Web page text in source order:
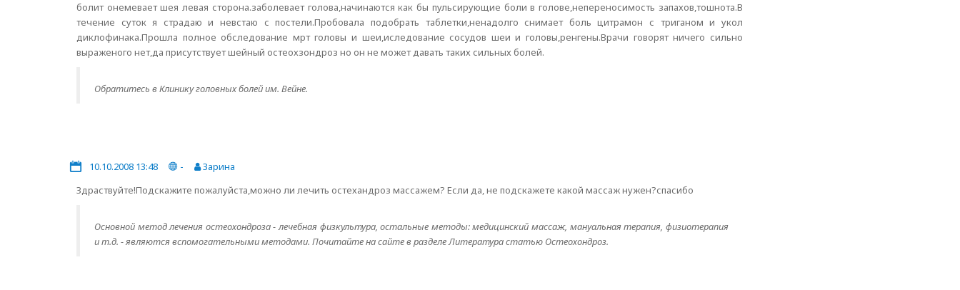
болит онемевает шея левая сторона.заболевает голова,начинаются как бы пульсирующие боли в голове,непереносимость запахов,тошнота.В
течение суток я страдаю и невстаю с постели.Пробовала подобрать таблетки,ненадолго снимает боль цитрамон с триганом и укол
диклофинака.Прошла полное обследование мрт головы и шеи,иследование сосудов шеи и головы,ренгены.Врачи говорят ничего сильно
выраженого нет,да присутствует шейный остеохзондроз но он не может давать таких сильных болей.
Обратитесь в Клинику головных болей им. Вейне.
10.10.2008 13:48 -
Зарина
Здраствуйте!Подскажите пожалуйста,можно ли лечить остехандроз массажем? Если да, не подскажете какой массаж нужен?спасибо
Основной метод лечения остеохондроза - лечебная физкультура, остальные методы: медицинский массаж, мануальная терапия, физиотерапия
и т.д. - являются вспомогательными методами. Почитайте на сайте в разделе Литература статью Остеохондроз.